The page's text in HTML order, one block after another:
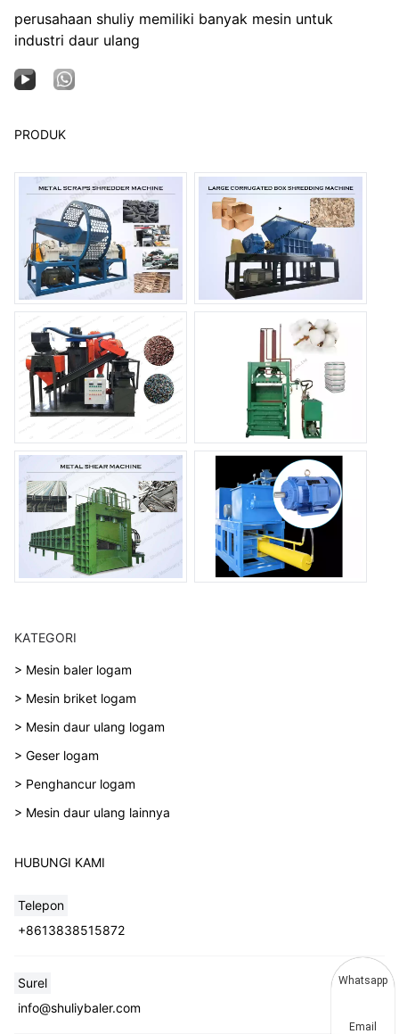
perusahaan shuliy memiliki banyak mesin untuk
industri daur ulang
PRODUK
KATEGORI
> Mesin baler logam
> Mesin briket logam
> Mesin daur ulang logam
> Geser logam
> Penghancur logam
> Mesin daur ulang lainnya
HUBUNGI KAMI
Telepon
+8613838515872
Surel
info@shuliybaler.com
Whatsapp
Email